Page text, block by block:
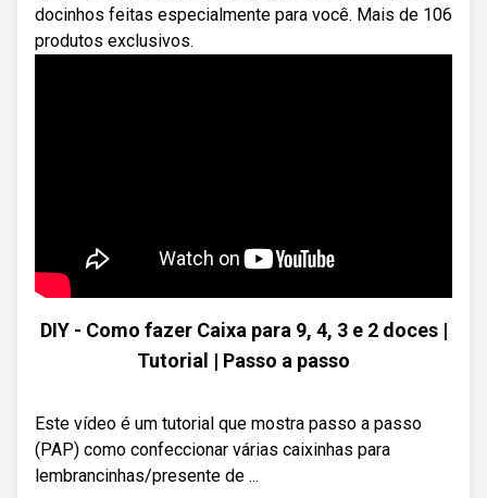
docinhos feitas especialmente para você. Mais de 106
produtos exclusivos.
DIY - Como fazer Caixa para 9, 4, 3 e 2 doces |
Tutorial | Passo a passo
Este vídeo é um tutorial que mostra passo a passo
(PAP) como confeccionar várias caixinhas para
lembrancinhas/presente de ...